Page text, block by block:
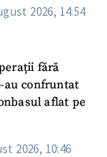
2026, 14:54
fără
au confruntat
aflat pe
2026, 10:46